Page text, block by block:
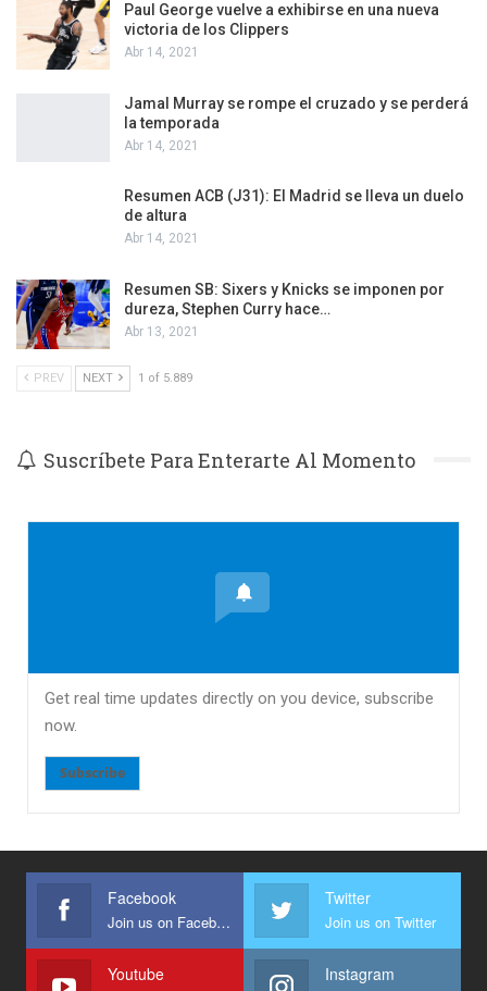
Paul George vuelve a exhibirse en una nueva
victoria de los Clippers
Abr 14, 2021
Jamal Murray se rompe el cruzado y se perderá
la temporada
Abr 14, 2021
Resumen ACB (J31): El Madrid se lleva un duelo
de altura
Abr 14, 2021
Resumen SB: Sixers y Knicks se imponen por
dureza, Stephen Curry hace…
Abr 13, 2021
PREV NEXT 1 of 5.889
Suscríbete Para Enterarte Al Momento
Get real time updates directly on you device, subscribe
now.
Subscribe
Facebook
Join us on Facebook
Twitter
Join us on Twitter
Youtube Instagram